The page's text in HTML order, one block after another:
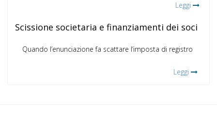
Leggi
Scissione societaria e finanziamenti dei soci
Quando l’enunciazione fa scattare l’imposta di registro
Leggi